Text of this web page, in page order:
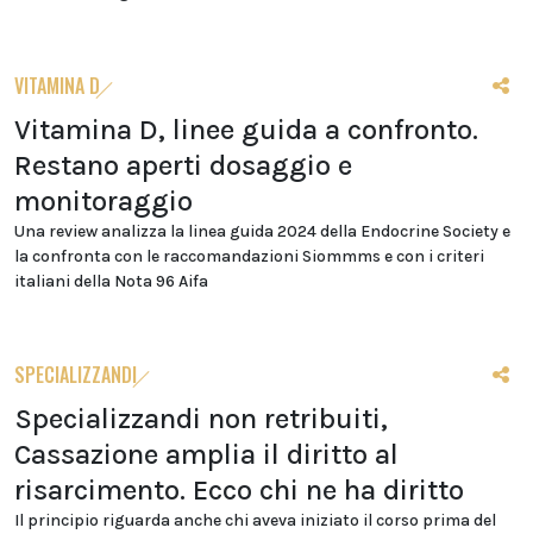
VITAMINA D
Vitamina D, linee guida a confronto.
Restano aperti dosaggio e
monitoraggio
Una review analizza la linea guida 2024 della Endocrine Society e
la confronta con le raccomandazioni Siommms e con i criteri
italiani della Nota 96 Aifa
SPECIALIZZANDI
Specializzandi non retribuiti,
Cassazione amplia il diritto al
risarcimento. Ecco chi ne ha diritto
Il principio riguarda anche chi aveva iniziato il corso prima del